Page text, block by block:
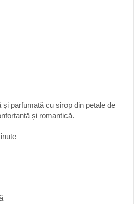
parfumată cu sirop din petale de
și romantică.